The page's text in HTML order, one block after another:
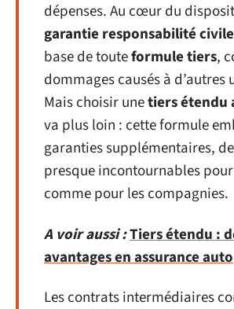
dépenses. Au cœur du
garantie responsabilité civile
base de touteformule tiers,
dommages causés à d’autres
Mais choisir unetiers étendu
va plus loin : cette formule
garanties supplémentaires,
presque incontournables
comme pour les compagnies.
A voir aussi :Tiers étendu :
avantages en assurance auto
Les contrats intermédiaires